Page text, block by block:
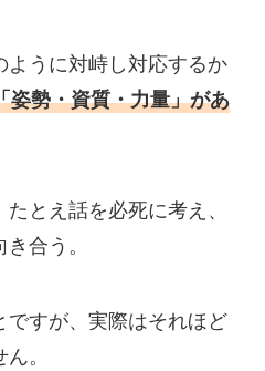
ように対峙し対応するか
姿勢・資質・力量」があ
とえ話を必死に考え、
合う。
ですが、実際はそれほど
。